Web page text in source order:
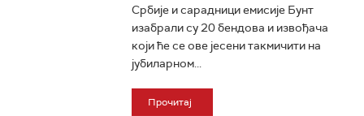
Србије и сарадници емисије Бунт
изабрали су 20 бендова и извођача
који ће се ове јесени такмичити на
јубиларном...
Прочитај